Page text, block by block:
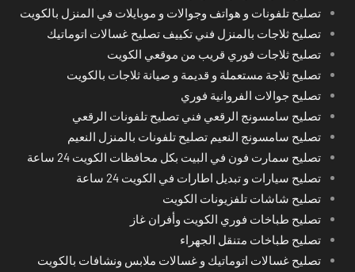
تصليح تلفونات و هواتف وجوالات و موبايلات في المنزل بالكويت
تصليح ثلاجات بالمنزل فني تكييف تصليح غسالات اتوماتيك
تصليح ثلاجات فوري قريب من موقعي الكويت
تصليح ثلاجة مستعملة و قديمة و صيانة ثلاجات بالكويت
تصليح جوالات الفروانية فوري
تصليح سامسونج الرقعي فني تصليح تلفونات الرقعي
تصليح سامسونج النعيم تصليح تلفونات بالمنزل النعيم
تصليح سمارت فون في البيت بكل محافظات الكويت 24 ساعة
تصليح سيارات و تبديل اطارات في الكويت 24 ساعة
تصليح شاشات تلفزيونات الكويت
تصليح طباخات فوري الكويت وأفران غاز
تصليح طباخات متنقل الجهراء
تصليح غسالات اتوماتيك و غسالات ملابس ونشافات بالكويت